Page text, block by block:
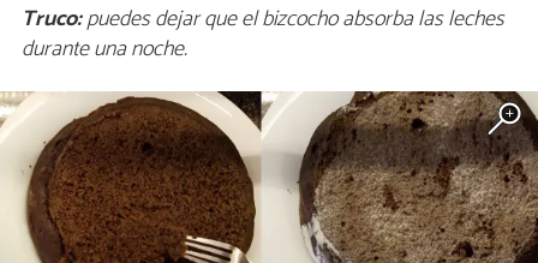
Truco:puedes dejar que el bizcocho absorba las leches
durante una noche.